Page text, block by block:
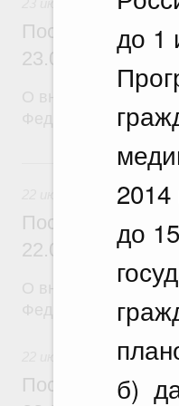
до 1
2014
до
б)
Постановление
23.07.2026 г. №
О внесении
Федерации от 24
Постановление
22.07.2026 г. №
О внесении
Федерации от 30
Постановление